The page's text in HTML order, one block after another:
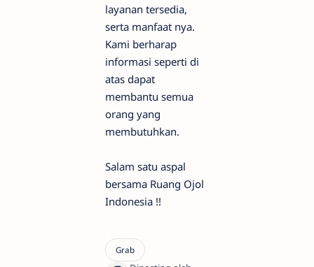
layanan tersedia,
serta manfaat nya.
Kami berharap
informasi seperti di
atas dapat
membantu semua
orang yang
membutuhkan.
Salam satu aspal
bersama Ruang Ojol
Indonesia !!